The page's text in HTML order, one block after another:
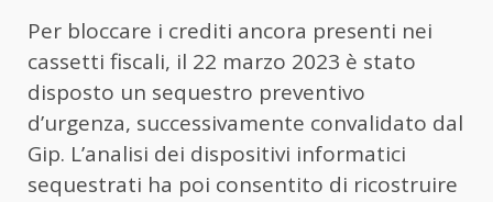
Per bloccare i crediti ancora presenti nei
cassetti fiscali, il 22 marzo 2023 è stato
disposto un sequestro preventivo
d’urgenza, successivamente convalidato dal
Gip. L’analisi dei dispositivi informatici
sequestrati ha poi consentito di ricostruire